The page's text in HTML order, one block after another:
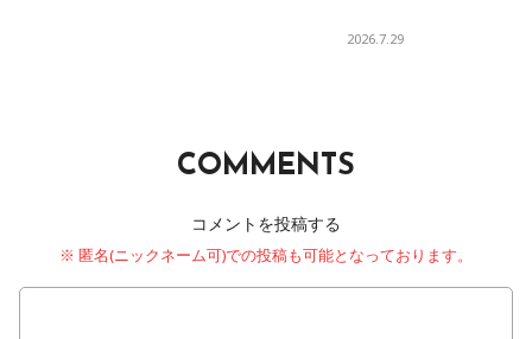
2026.7.29
COMMENTS
コメントを投稿する
※ 匿名(ニックネーム可)での投稿も可能となっております。